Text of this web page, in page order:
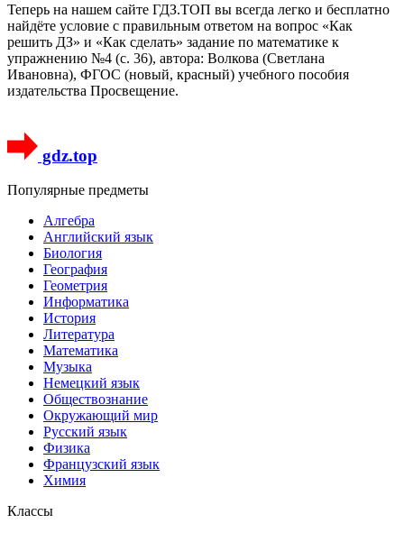
Теперь на нашем сайте ГДЗ.ТОП вы всегда легко и бесплатно
найдёте условие с правильным ответом на вопрос «Как
решить ДЗ» и «Как сделать» задание по математике к
упражнению №4 (с. 36), автора: Волкова (Светлана
Ивановна), ФГОС (новый, красный) учебного пособия
издательства Просвещение.
gdz.top
Популярные предметы
Алгебра
Английский язык
Биология
География
Геометрия
Информатика
История
Литература
Математика
Музыка
Немецкий язык
Обществознание
Окружающий мир
Русский язык
Физика
Французский язык
Химия
Классы